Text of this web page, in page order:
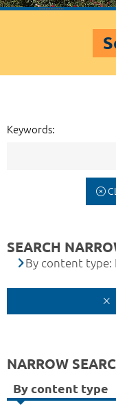
Keywords:
SEARCH
By content type:
NARROW
By content type